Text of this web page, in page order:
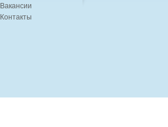
Вакансии
Контакты